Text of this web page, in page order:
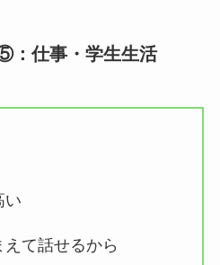
：仕事・学生生活
い
えて話せるから